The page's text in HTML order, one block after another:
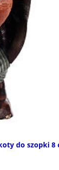
do szopki 8